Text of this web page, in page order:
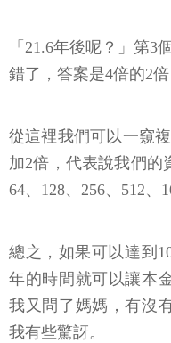
「21.6年後呢？」第3
錯了，答案是4倍的2倍
從這裡我們可以一窺
加2倍，代表說我們的
64、128、256、512、
總之，如果可以達到
年的時間就可以讓本
我又問了媽媽，有沒
我有些驚訝。